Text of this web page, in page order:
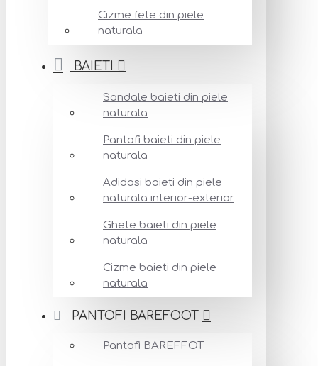
Cizme fete din piele
naturala
BAIETI
Sandale baieti din piele
naturala
Pantofi baieti din piele
naturala
Adidasi baieti din piele
naturala interior-exterior
Ghete baieti din piele
naturala
Cizme baieti din piele
naturala
PANTOFI BAREFOOT
Pantofi BAREFFOT